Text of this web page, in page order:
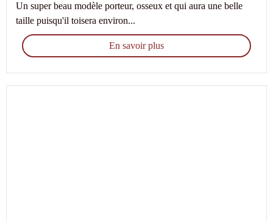
Un super beau modèle porteur, osseux et qui aura une belle
taille puisqu'il toisera environ...
En savoir plus